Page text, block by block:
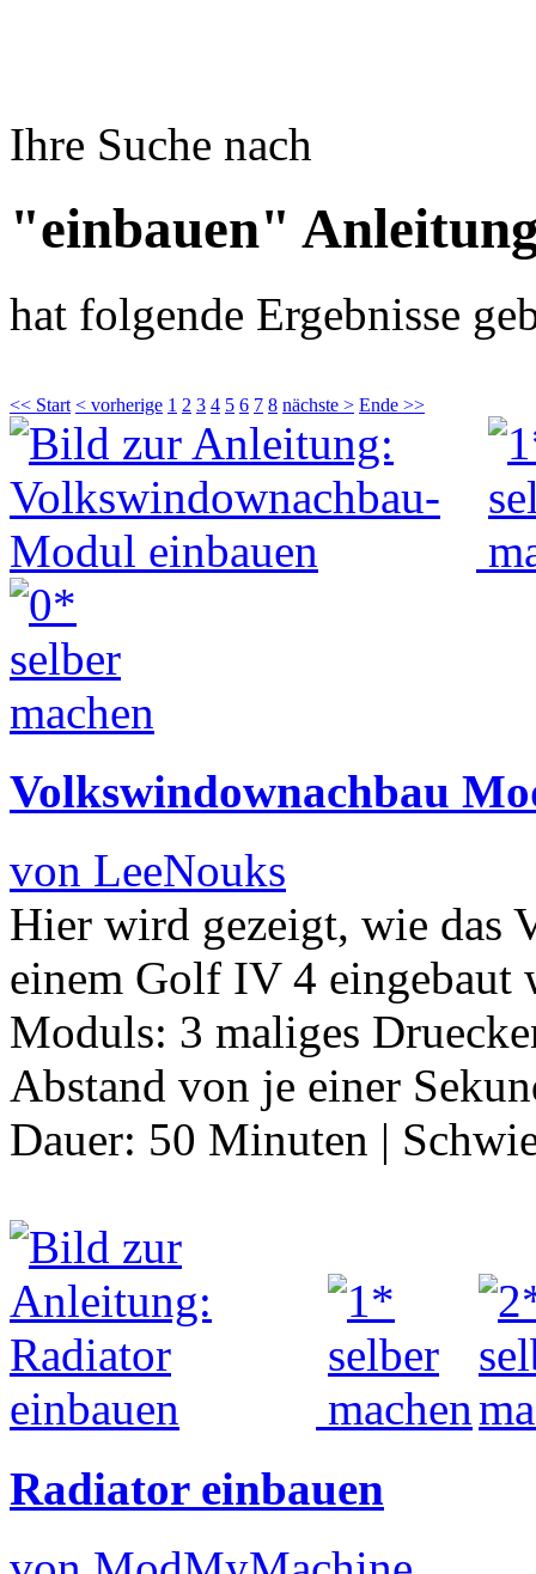
Ihre Suche nach
"einbauen"
hat folgende Ergebnisse
<< Start < vorherige 1 2 3 4 5 6 7 8 nächste > Ende >>
Volkswindownachbau
von LeeNouks
Hier wird gezeigt, wie das
einem Golf IV 4 eingebaut
Moduls: 3 maliges
Abstand von je einer
Dauer: 50 Minuten |
Radiator einbauen